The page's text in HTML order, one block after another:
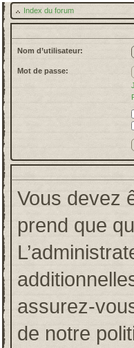
Index du forum
Nom d’utilisateur:
Mot de passe:
Vous devez
prend que
assurez-
de notre